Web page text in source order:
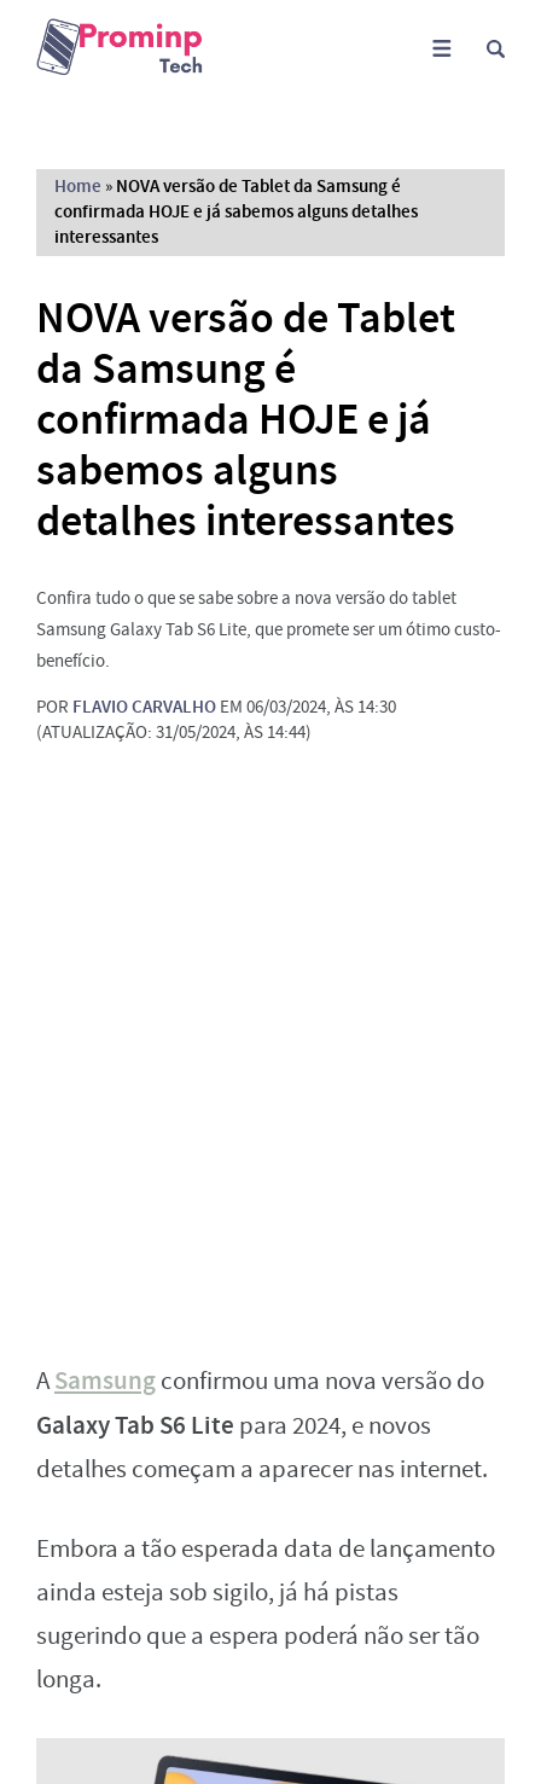
Home » NOVA versão de Tablet da Samsung é
confirmada HOJE e já sabemos alguns detalhes
interessantes
NOVA versão de Tablet
da Samsung é
confirmada HOJE e já
sabemos alguns
detalhes interessantes
Confira tudo o que se sabe sobre a nova versão do tablet
Samsung Galaxy Tab S6 Lite, que promete ser um ótimo custo-
benefício.
POR FLAVIO CARVALHO EM 06/03/2024, ÀS 14:30
(ATUALIZAÇÃO: 31/05/2024, ÀS 14:44)
ASamsungconfirmou uma nova versão do
Galaxy Tab S6 Lite para 2024, e novos
detalhes começam a aparecer nas internet.
Embora a tão esperada data de lançamento
ainda esteja sob sigilo, já há pistas
sugerindo que a espera poderá não ser tão
longa.